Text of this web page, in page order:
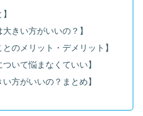
きい方がいいの？】
のメリット・デメリット】
いて悩まなくていい】
方がいいの？まとめ】